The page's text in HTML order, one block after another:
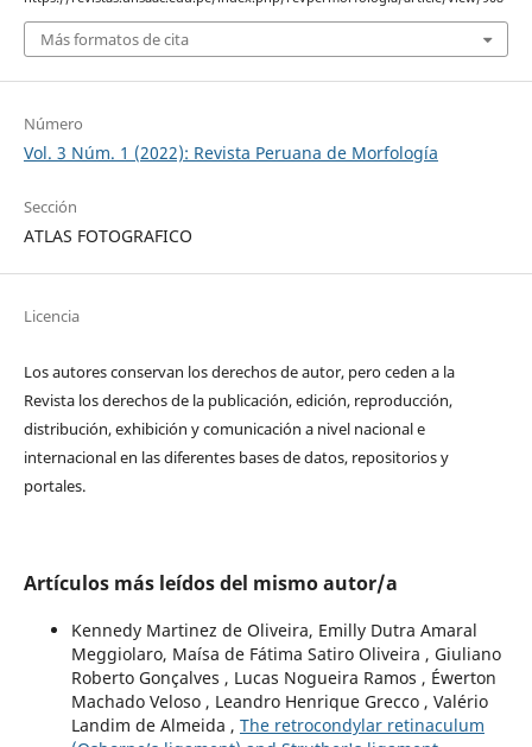
Más formatos de cita
Número
Vol. 3 Núm. 1 (2022): Revista Peruana de Morfología
Sección
ATLAS FOTOGRAFICO
Licencia
Los autores conservan los derechos de autor, pero ceden a la
Revista los derechos de la publicación, edición, reproducción,
distribución, exhibición y comunicación a nivel nacional e
internacional en las diferentes bases de datos, repositorios y
portales.
Artículos más leídos del mismo autor/a
Kennedy Martinez de Oliveira, Emilly Dutra Amaral
Meggiolaro, Maísa de Fátima Satiro Oliveira , Giuliano
Roberto Gonçalves , Lucas Nogueira Ramos , Éwerton
Machado Veloso , Leandro Henrique Grecco , Valério
Landim de Almeida , The retrocondylar retinaculum